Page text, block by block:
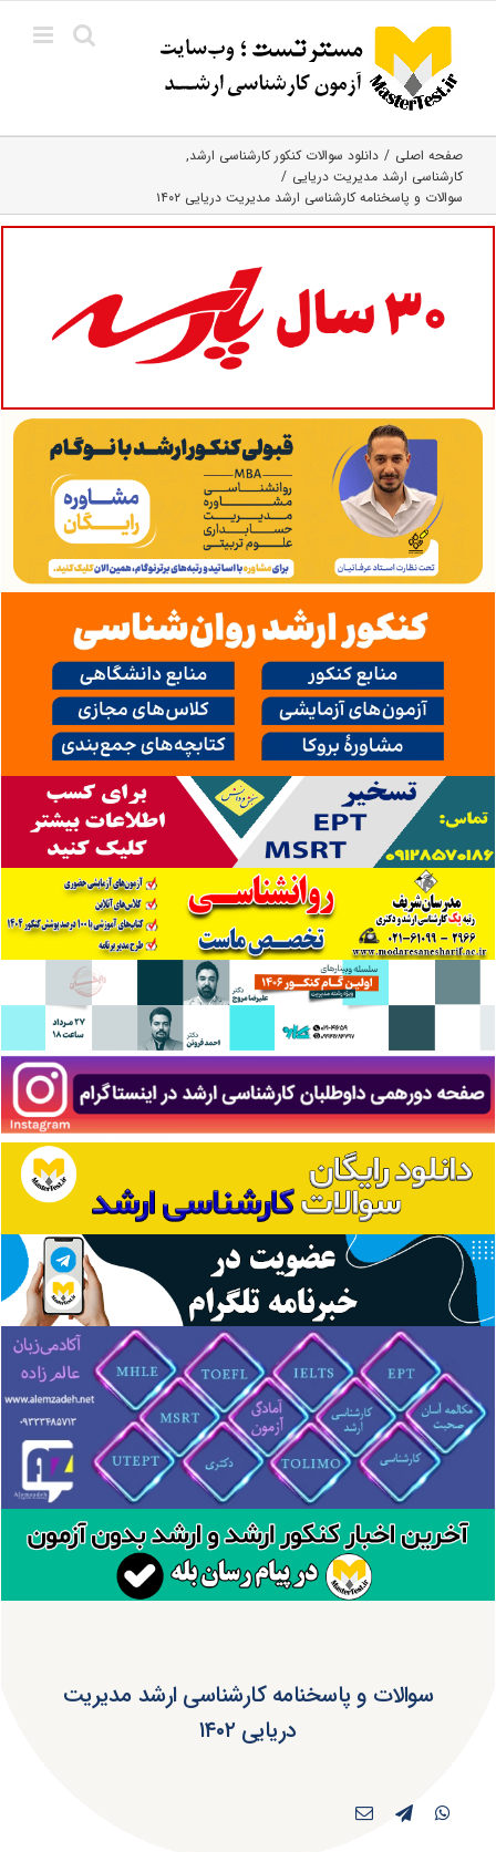
content
صفحه اصلی
دانلود سوالات کنکور کارشناسی ارشد
کارشناسی ارشد مدیریت دریایی
سوالات و پاسخنامه کارشناسی ارشد مدیریت دریایی ۱۴۰۲
سوالات و پاسخنامه کارشناسی ارشد مدیریت
دریایی ۱۴۰۲